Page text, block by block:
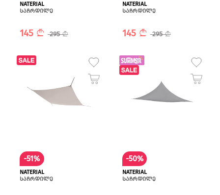
NATERIAL
საჩრდილე
145 295
NATERIAL
საჩრდილე
145 295
-51%
NATERIAL
საჩრდილე
-50%
NATERIAL
საჩრდილე